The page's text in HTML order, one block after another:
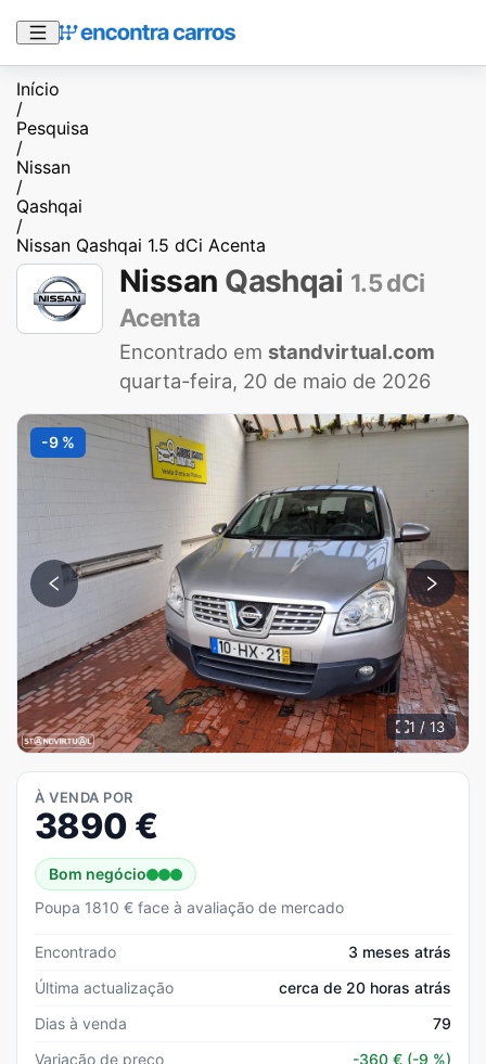
Início
/
Pesquisa
/
Nissan
/
Qashqai
/
Nissan Qashqai 1.5 dCi Acenta
Nissan Qashqai 1.5 dCi
Acenta
Encontrado em standvirtual.com
quarta-feira, 20 de maio de 2026
-9 %
1 / 13
À VENDA POR
3890 €
Bom negócio
Poupa 1810 € face à avaliação de mercado
Encontrado
3 meses atrás
Última actualização
cerca de 20 horas atrás
Dias à venda
79
Variação de preço
-360 € (-9 %)